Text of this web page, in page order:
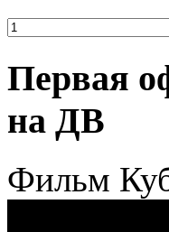
Первая
на ДВ
Фильм